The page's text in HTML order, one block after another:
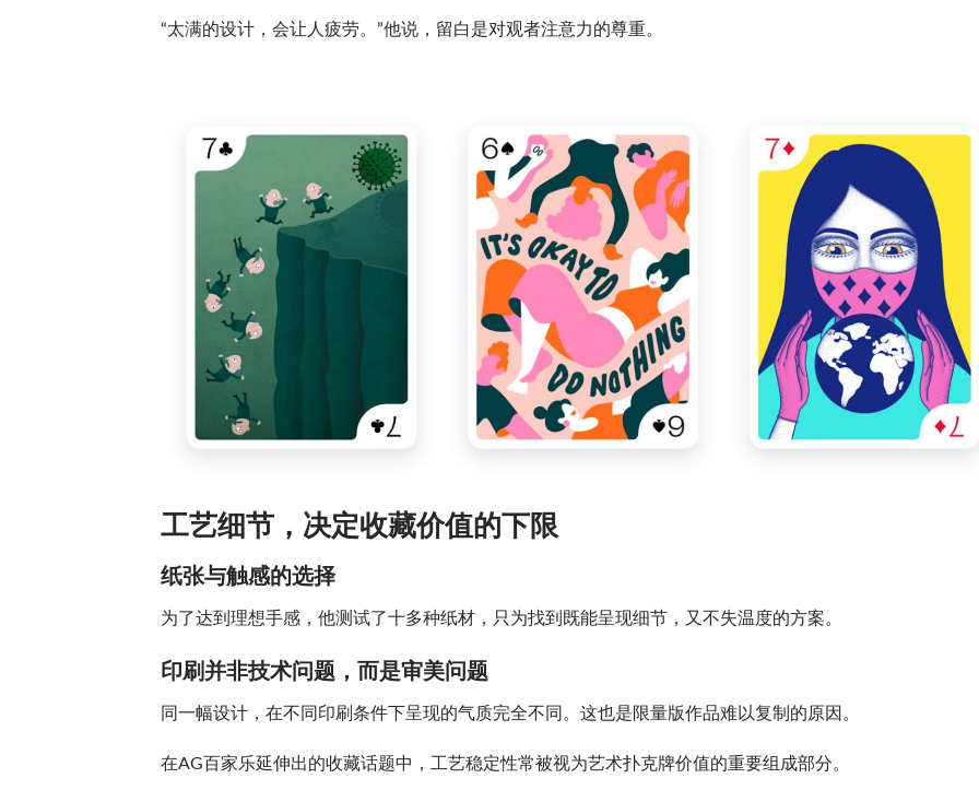
“太满的设计，会让人疲劳。”他说，留白是对观者注意力的尊重。
工艺细节，决定收藏价值的下限
纸张与触感的选择
为了达到理想手感，他测试了十多种纸材，只为找到既能呈现细节，又不失温度的方案。
印刷并非技术问题，而是审美问题
同一幅设计，在不同印刷条件下呈现的气质完全不同。这也是限量版作品难以复制的原因。
在AG百家乐延伸出的收藏话题中，工艺稳定性常被视为艺术扑克牌价值的重要组成部分。